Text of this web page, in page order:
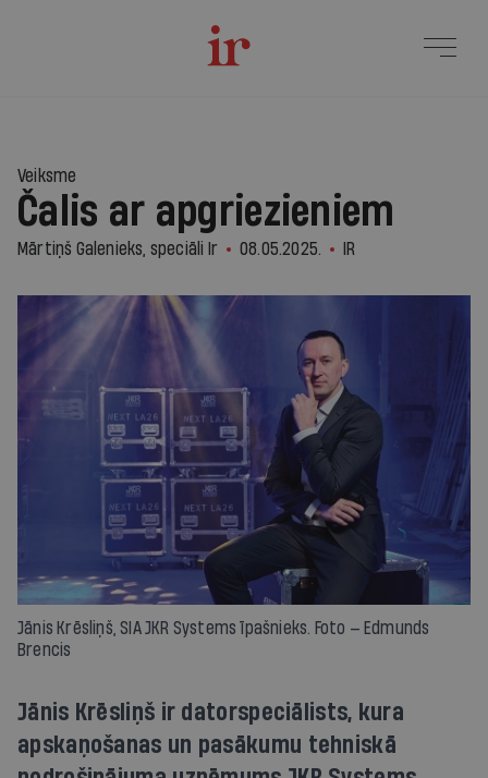
Veiksme
Čalis ar apgriezieniem
Mārtiņš Galenieks, speciāli Ir 08.05.2025. IR
Jānis Krēsliņš, SIA JKR Systems īpašnieks. Foto — Edmunds
Brencis
Jānis Krēsliņš ir datorspeciālists, kura
apskaņošanas un pasākumu tehniskā